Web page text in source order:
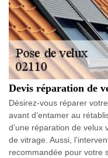
Devis réparation de
Désirez-vous réparer
avant d’entamer au
d’une réparation de velux
de vitrage. Aussi,
recommandée pour votre